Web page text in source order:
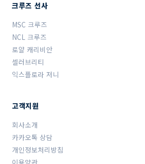
크루즈 선사
MSC 크루즈
NCL 크루즈
로얄 캐리비안
셀러브리티
익스플로라 저니
고객지원
회사소개
카카오톡 상담
개인정보처리방침
이용약관